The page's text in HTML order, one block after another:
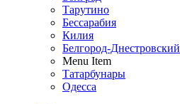
Тарутино
Бессарабия
Килия
Белгород-Днестровский
Menu Item
Татарбунары
Одесса